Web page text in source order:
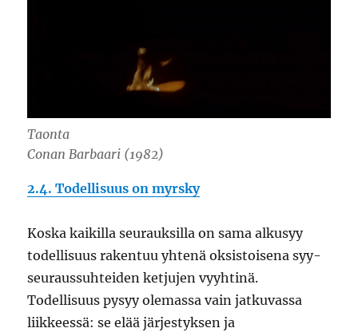
Taonta
Conan Barbaari (1982)
2.4. Todellisuus on myrsky
Koska kaikilla seurauksilla on sama alkusyy
todellisuus rakentuu yhtenä oksistoisena syy-
seuraussuhteiden ketjujen vyyhtinä.
Todellisuus pysyy olemassa vain jatkuvassa
liikkeessä: se elää järjestyksen ja